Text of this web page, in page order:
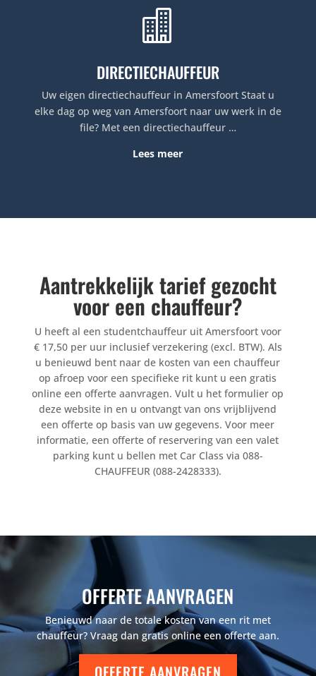

DIRECTIECHAUFFEUR
Uw eigen directiechauffeur in Amersfoort Staat u
elke dag op weg van Amersfoort naar uw werk in de
file? Met een directiechauffeur …
Lees meer
Aantrekkelijk tarief gezocht
voor een chauffeur?
U heeft al een studentchauffeur uit Amersfoort voor
€ 17,50 per uur inclusief verzekering (excl. BTW). Als
u benieuwd bent naar de kosten van een chauffeur
op afroep voor een specifieke rit kunt u een gratis
online een offerte aanvragen. Vult u het formulier op
deze website in en u ontvangt van ons vrijblijvend
een offerte op basis van uw gegevens. Voor meer
informatie, een offerte of reservering van een valet
parking kunt u bellen met Car Class via 088-
CHAUFFEUR (088-2428333).
OFFERTE AANVRAGEN
Benieuwd naar de totale kosten van een rit met
chauffeur? Vraag dan gratis online een offerte aan.